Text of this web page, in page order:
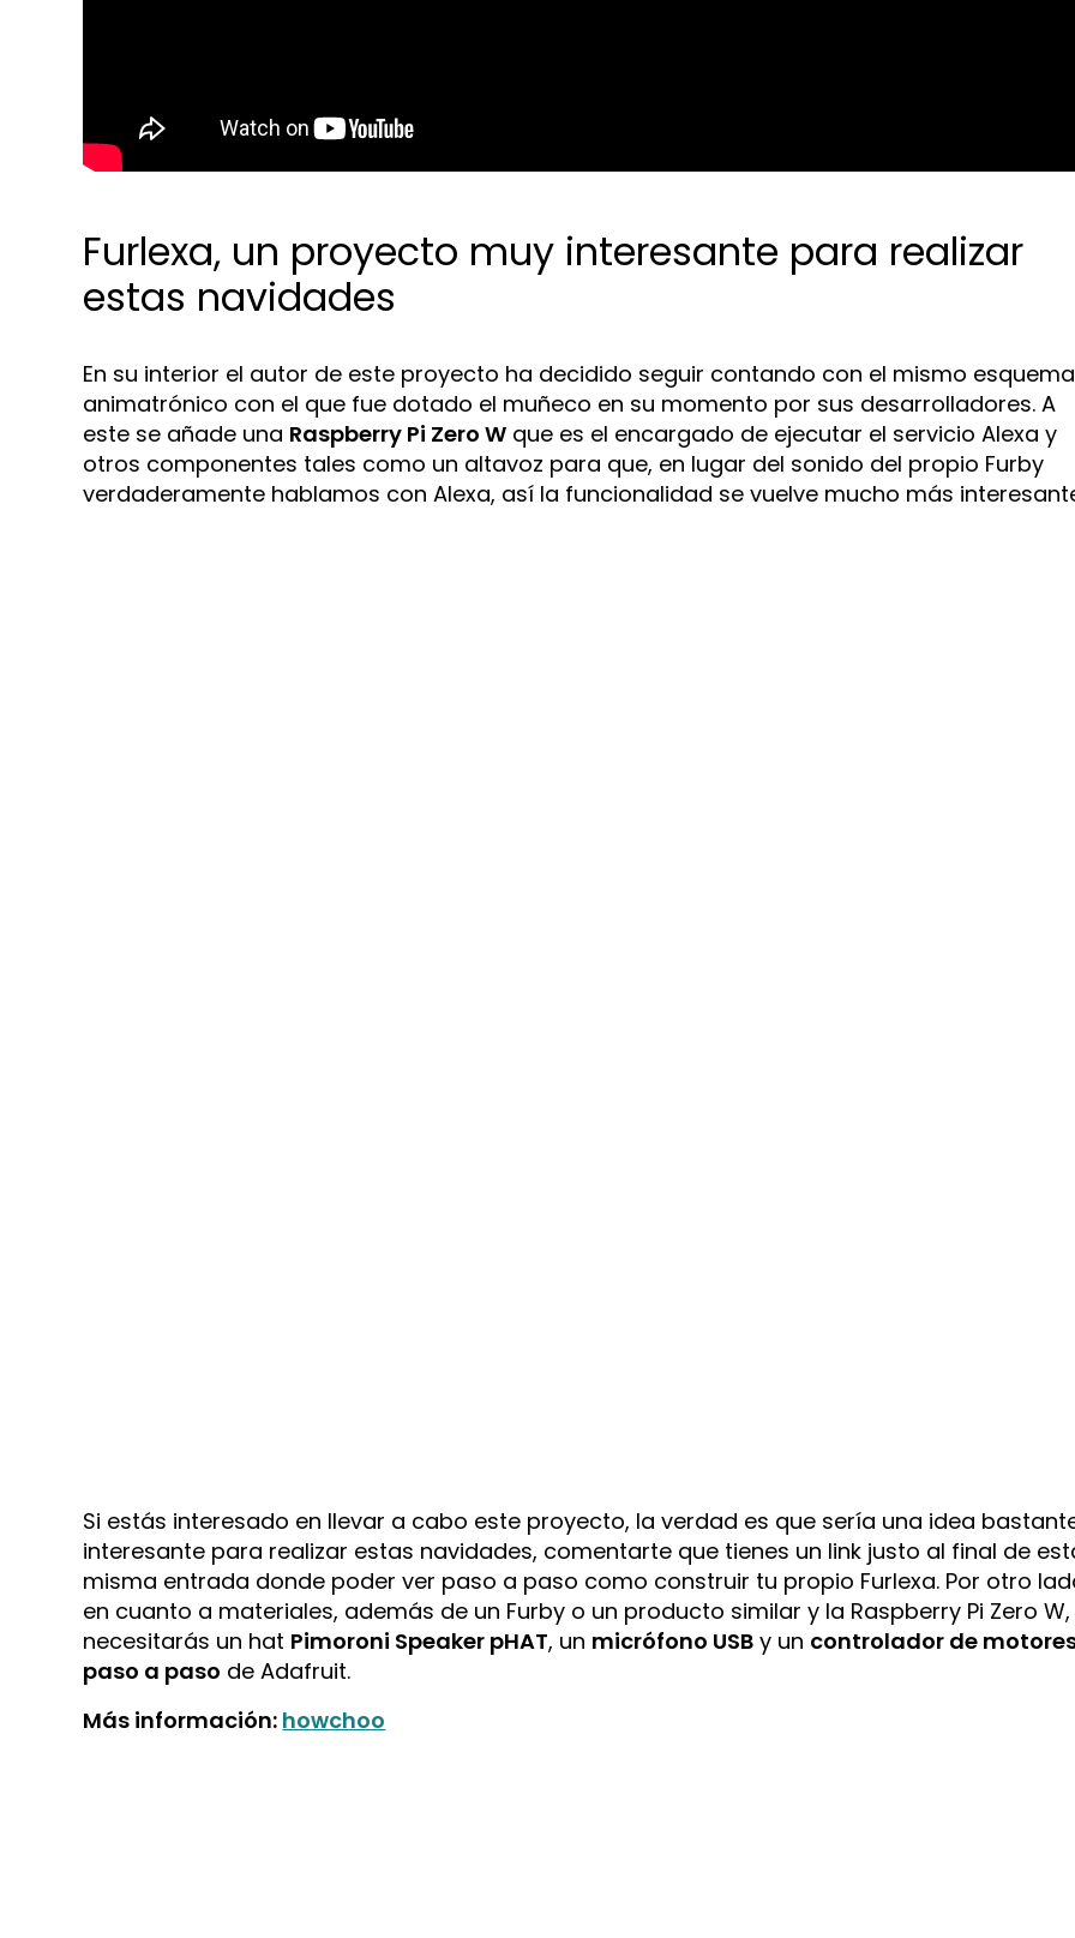
Furlexa, un proyecto muy interesante para realizar
estas navidades
En su interior el autor de este proyecto ha decidido seguir contando con el mismo esquema
animatrónico con el que fue dotado el muñeco en su momento por sus desarrolladores. A
este se añade una Raspberry Pi Zero W que es el encargado de ejecutar el servicio Alexa y
otros componentes tales como un altavoz para que, en lugar del sonido del propio Furby
verdaderamente hablamos con Alexa, así la funcionalidad se vuelve mucho más
Si estás interesado en llevar a cabo este proyecto, la verdad es que sería una idea
interesante para realizar estas navidades, comentarte que tienes un link justo al final de
misma entrada donde poder ver paso a paso como construir tu propio Furlexa. Por otro
en cuanto a materiales, además de un Furby o un producto similar y la Raspberry Pi Zero W,
necesitarás un hat Pimoroni Speaker pHAT, un micrófono USB y un controlador de
paso a paso de Adafruit.
Más información: howchoo